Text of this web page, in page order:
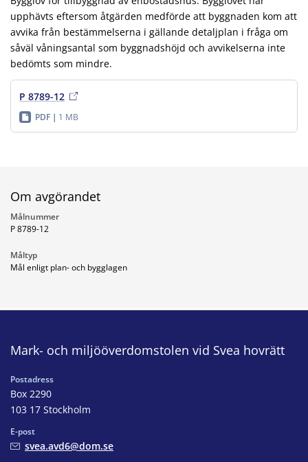
upphävts eftersom åtgärden medförde att byggnaden kom att
avvika från bestämmelserna i gällande detaljplan i fråga om
såväl våningsantal som byggnadshöjd och avvikelserna inte
bedömts som mindre.
P 8789-12
PDF 1 MB
Om avgörandet
Målnummer
P 8789-12
Måltyp
Mål enligt plan- och bygglagen
Mark- och miljööverdomstolen vid Svea hovrätt
Postadress
Box 2290
103 17 Stockholm
E-post
svea.avd6@dom.se